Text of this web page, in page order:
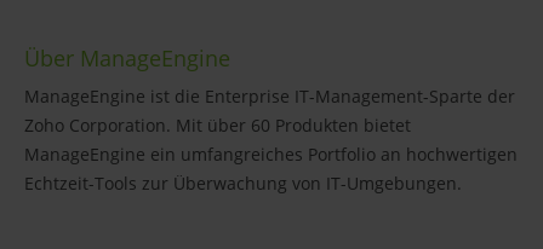
Über ManageEngine
ManageEngine ist die Enterprise IT-Management-Sparte der
Zoho Corporation. Mit über 60 Produkten bietet
ManageEngine ein umfangreiches Portfolio an hochwertigen
Echtzeit-Tools zur Überwachung von IT-Umgebungen.